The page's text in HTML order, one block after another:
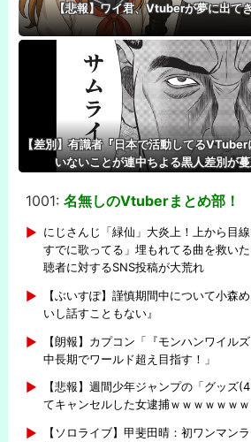
【悲報】ワイ君、Vtuberが夢に出て
【差別】有識者『日本で活動してる
いないことが連中ちよる黒人差別が
1001: 名無しのVtuberまとめ部！
にじさんじ「緑仙」大炎上！上から目
すでに歌ってる」埋もれてる曲を救い
聴者に対するSNS投稿が大荒れ
【ぶいすぽ】謹慎期間中について小森
いし話すこともない』
【朗報】カプコン「『モンハンワイル
中長期でワールド超え目指す！」
【悲報】週間少年ジャンプの「グッズ
てキャンセルした女逮捕ｗｗｗｗｗｗｗ
【ソロライブ】甲斐田晴：初ワンマン